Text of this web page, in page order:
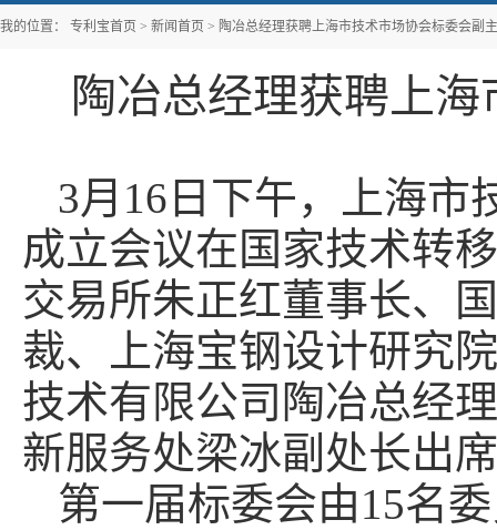
我的位置： 专利宝首页 > 新闻首页 > 陶冶总经理获聘上海市技术市场协会标委会副
陶冶总经理获聘上
3月16日下午，上海市
成立会议在国家技术转
交易所朱正红董事长、
裁、上海宝钢设计研究
技术有限公司陶冶总经
新服务处梁冰副处长出
第一届标委会由15名